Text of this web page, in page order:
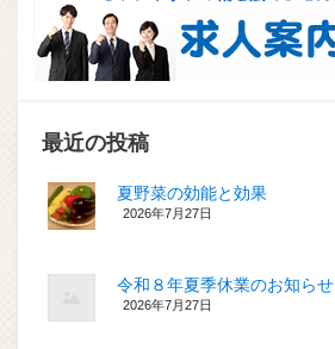
最近の投稿
夏野菜の効能と効果
2026年7月27日
令和８年夏季休業のお知らせ
2026年7月27日